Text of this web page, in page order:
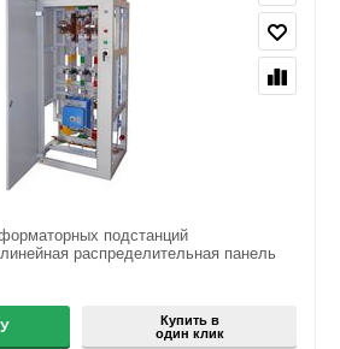
подстанций
распределительная панель
Купить в
один клик